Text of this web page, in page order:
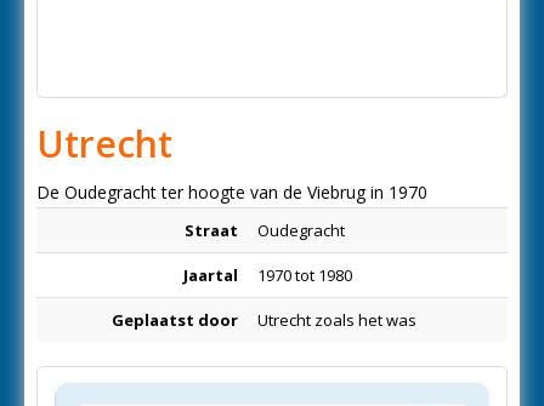
Utrecht
De Oudegracht ter hoogte van de Viebrug in 1970
Straat Oudegracht
Jaartal 1970 tot 1980
Geplaatst door Utrecht zoals het was